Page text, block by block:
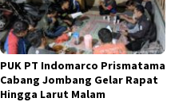
PUK PT Indomarco Prismatama
Cabang Jombang Gelar Rapat
Hingga Larut Malam